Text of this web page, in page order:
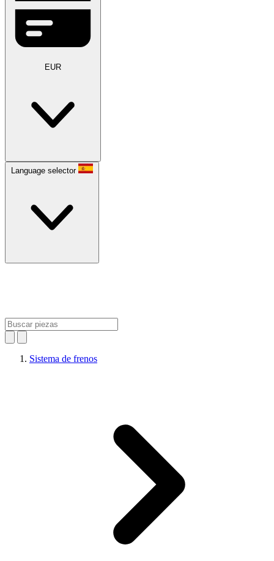
EUR
Language selector
Sistema de frenos